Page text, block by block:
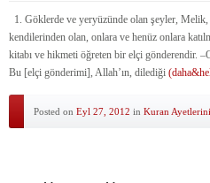
1. Göklerde ve yeryüzünde olan şeyler,
kendilerinden olan, onlara ve henüz onlara
kitabı ve hikmeti öğreten bir elçi gönderendir.
Bu [elçi gönderimi], Allah’ın, dilediği
Posted on Eyl 27, 2012 in Kuran